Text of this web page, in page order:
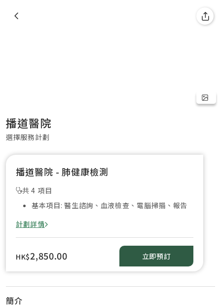
播道醫院
選擇服務計劃
播道醫院 - 肺健康檢測
共 4 項目
基本項目: 醫生諮詢、血液檢查、電腦掃描、報告
計劃詳情
HK$2,850.00 立即預訂
簡介